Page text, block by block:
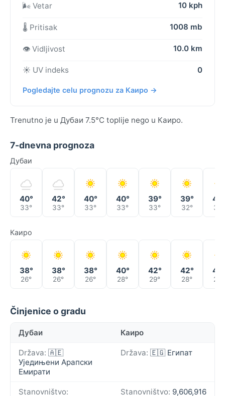
🌬️ Vetar
10 kph
🌡️ Pritisak 1008 mb
👁️ Vidljivost 10.0 km
☀️ UV indeks 0
Pogledajte celu prognozu za Каиро →
Trenutno je u Дубаи 7.5°C toplije nego u Каиро.
7-dnevna prognoza
Дубаи
40°
33°
42°
33°
40°
33°
40°
33°
39°
33°
39°
32° 32°
Каиро
38°
26°
38°
26°
38°
26°
40°
28°
42°
29°
42°
28° 28°
Činjenice o gradu
Дубаи Каиро
Država: 🇦🇪
Уједињени Арапски
Емирати
Država: 🇪🇬 Египат
Stanovništvo: Stanovništvo: 9,606,916